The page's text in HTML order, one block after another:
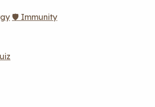
🛡️ Immunity